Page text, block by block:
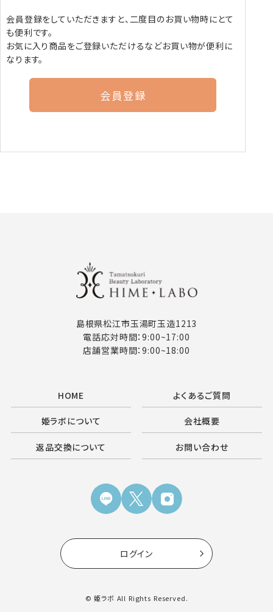
会員登録をしていただきますと、二度目のお買い物時にとて
も便利です。
お気に入り商品をご登録いただけるなどお買い物が便利に
なります。
会員登録
島根県松江市玉湯町玉造1213
電話応対時間：9:00~17:00
店舗営業時間：9:00~18:00
HOME よくあるご質問
姫ラボについて 会社概要
返品交換について お問い合わせ
ログイン
© 姫ラボ All Rights Reserved.